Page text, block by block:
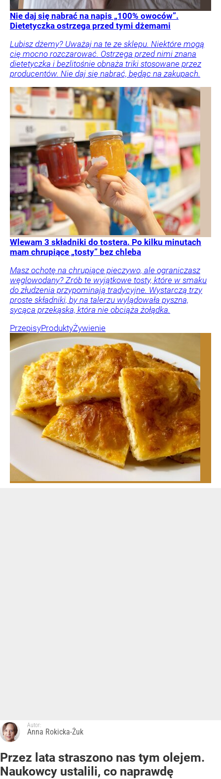
Nie daj się nabrać na napis „100% owoców”.
Dietetyczka ostrzega przed tymi dżemami
Lubisz dżemy? Uważaj na te ze sklepu. Niektóre mogą
cię mocno rozczarować. Ostrzega przed nimi znana
dietetyczka i bezlitośnie obnaża triki stosowane przez
producentów. Nie daj się nabrać, będąc na zakupach.
Wlewam 3 składniki do tostera. Po kilku minutach
mam chrupiące „tosty” bez chleba
Masz ochotę na chrupiące pieczywo, ale ograniczasz
węglowodany? Zrób te wyjątkowe tosty, które w smaku
do złudzenia przypominają tradycyjne. Wystarczą trzy
proste składniki, by na talerzu wylądowała pyszna,
sycąca przekąska, która nie obciąża żołądka.
PrzepisyProduktyŻywienie
Autor:
Anna Rokicka-Żuk
Przez lata straszono nas tym olejem.
Naukowcy ustalili, co naprawdę